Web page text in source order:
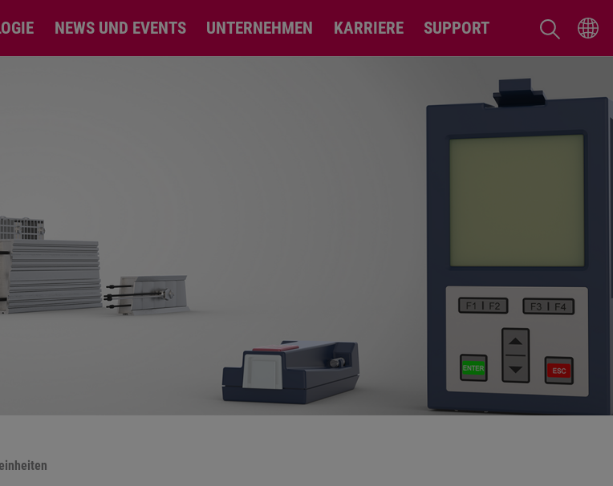
NEWS UND EVENTS UNTERNEHMEN KARRIERE SUPPORT